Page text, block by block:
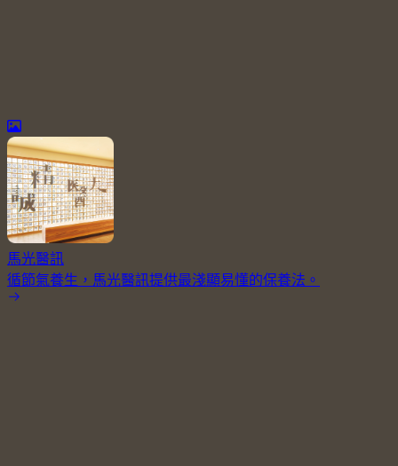
馬光醫訊
循節氣養生，馬光醫訊提供最淺顯易懂的保養法。